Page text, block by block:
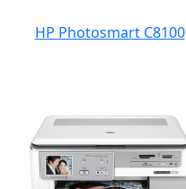
HP Photosmart C8100